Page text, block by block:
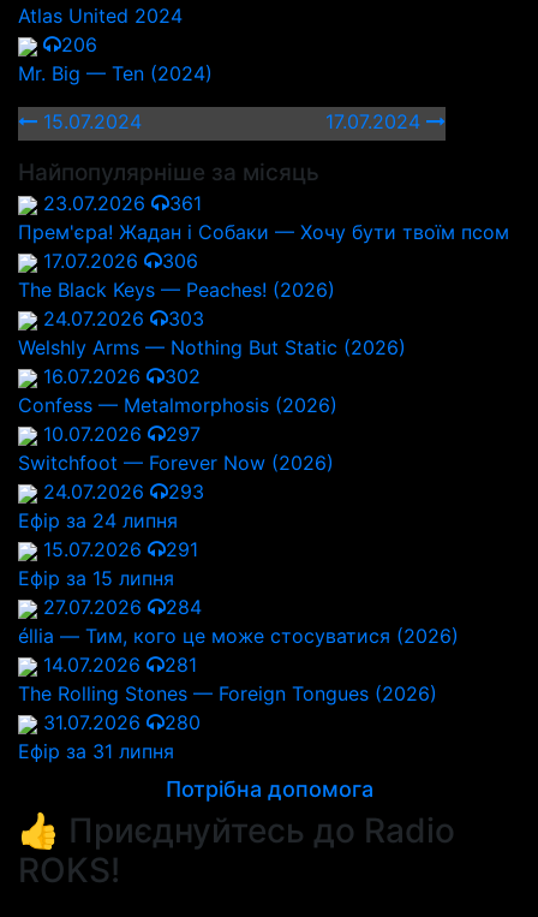
Atlas United 2024
206
Mr. Big — Ten (2024)
15.07.2024
17.07.2024
Найпопулярніше за місяць
23.07.2026
361
Прем'єра! Жадан і Собаки — Хочу бути твоїм псом
17.07.2026
306
The Black Keys — Peaches! (2026)
24.07.2026
303
Welshly Arms — Nothing But Static (2026)
16.07.2026
302
Confess — Metalmorphosis (2026)
10.07.2026
297
Switchfoot — Forever Now (2026)
24.07.2026
293
Ефір за 24 липня
15.07.2026
291
Ефір за 15 липня
27.07.2026
284
éllia — Тим, кого це може стосуватися (2026)
14.07.2026
281
The Rolling Stones — Foreign Tongues (2026)
31.07.2026
280
Ефір за 31 липня
Потрібна допомога
👍 Приєднуйтесь до Radio
ROKS!